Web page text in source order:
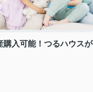
購入可能！つるハウスが